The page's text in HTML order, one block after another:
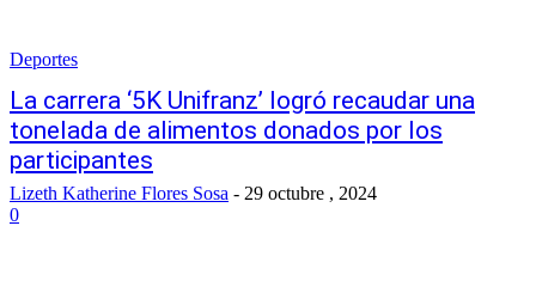
Deportes
La carrera ‘5K Unifranz’ logró recaudar una
tonelada de alimentos donados por los
participantes
Lizeth Katherine Flores Sosa - 29 octubre , 2024
0